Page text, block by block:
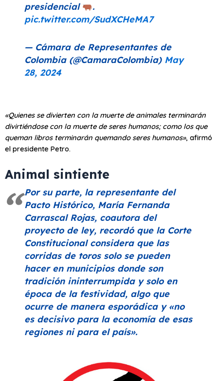
presidencial
.
pic.twitter.com/SudXCHeMA7
— Cámara de Representantes de
Colombia (@CamaraColombia) May
28, 2024
«Quienes se divierten con la muerte de animales terminarán
divirtiéndose con la muerte de seres humanos; como los que
queman libros terminarán quemando seres humanos», afirmó
el presidente Petro.
Animal sintiente
Por su parte, la representante del
Pacto Histórico, María Fernanda
Carrascal Rojas, coautora del
proyecto de ley, recordó que la Corte
Constitucional considera que las
corridas de toros solo se pueden
hacer en municipios donde son
tradición ininterrumpida y solo en
época de la festividad, algo que
ocurre de manera esporádica y «no
es decisivo para la economía de esas
regiones ni para el país».